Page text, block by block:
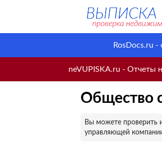
RosDocs.ru
neVUPISKA.ru - Отчеты
Общество
Вы можете проверить
управляющей